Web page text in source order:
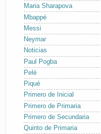
Maria Sharapova
Mbappé
Messi
Neymar
Noticias
Paul Pogba
Pelé
Piqué
Primero de Inicial
Primero de Primaria
Primero de Secundaria
Quinto de Primaria